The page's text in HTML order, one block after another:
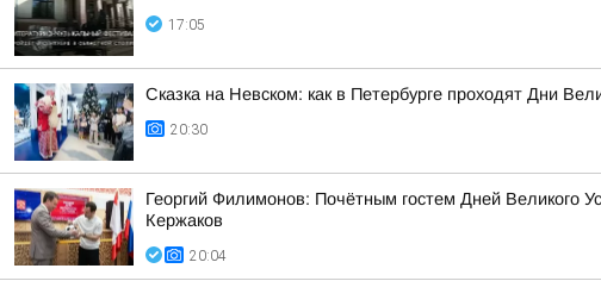
17:05
Сказка на Невском: как в Петербурге проходят Дни
20:30
Георгий Филимонов: Почётным гостем Дней Великого
Кержаков
20:04